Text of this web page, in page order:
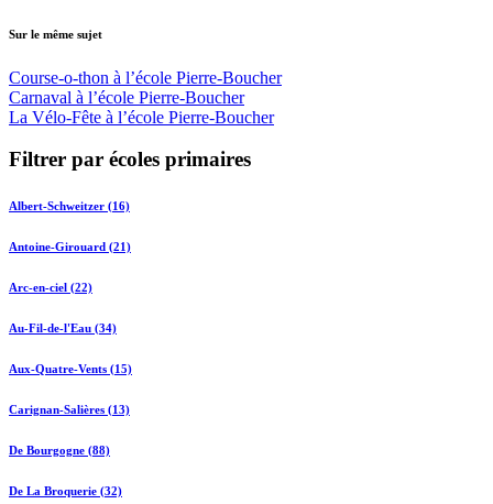
Sur le même sujet
Course-o-thon à l’école Pierre-Boucher
Carnaval à l’école Pierre-Boucher
La Vélo-Fête à l’école Pierre-Boucher
Filtrer par écoles primaires
Albert-Schweitzer (16)
Antoine-Girouard (21)
Arc-en-ciel (22)
Au-Fil-de-l'Eau (34)
Aux-Quatre-Vents (15)
Carignan-Salières (13)
De Bourgogne (88)
De La Broquerie (32)